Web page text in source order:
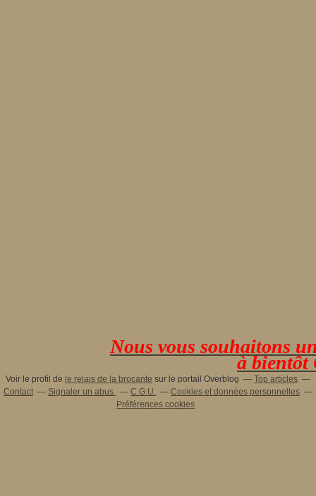
Nous vous souhaitons
à bientôt
Voir le profil de le relais de la brocante sur le portail Overblog
Top articles
Contact
Signaler un abus C.G.U.
Cookies et données personnelles
Préférences cookies